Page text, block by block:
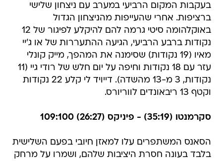
בעקבות המקום הרביעי במערב עם ניצחון שלישי
ברציפות. אחרי שהעייפות מהניצחון הגדול
באוקלהומה סיטי גרמה להם להיקלע לפיגור של 12
נקודות ברבע הרביעי, הגיעה ההתעררות של או ג'יי
מאיו (19 נקודות) שסימנה את המהפך, מייק קונלי
עזר עם 18 נקודות וחיפה על יום חלש של רודי גיי (11
נקודות, 3 מ-13 מהשדה). דייויד לי קלע 22 נקודות
וקטף 13 ריבאונדים לווריורס.
סקרמנטו (35:19) - פיניקס (26:27) 109:100
הסאנס המשתפרים עלו למאזן חיובי בפעם השלישית
בלבד בעונה חסרת היציבות שלהם, ושמרו על מרחק